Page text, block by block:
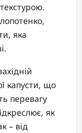
яка
капусти, що
перевагу
як
– від